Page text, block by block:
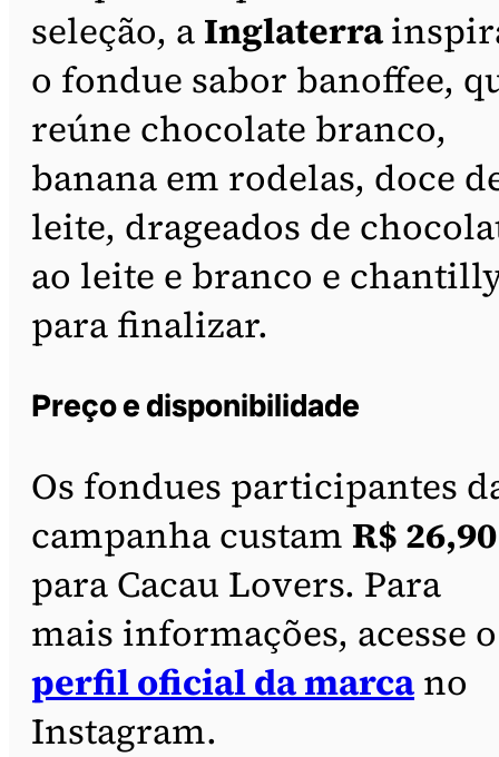
seleção, a Inglaterra
o fondue sabor banoffee,
reúne chocolate branco,
banana em rodelas, doce
leite, drageados de
ao leite e branco e
para finalizar.
Preço e disponibilidade
Os fondues participantes
campanha custam R$ 26,90
para Cacau Lovers. Para
mais informações, acesse o
perfil oficial da marcano
Instagram.